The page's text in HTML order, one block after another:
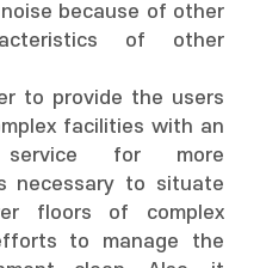
because of other
of other
to provide the users
facilities with an
service for more
necessary to situate
floors of complex
to manage the